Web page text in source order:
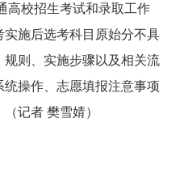
高校招生考试和录取工作
施后选考科目原始分不具
规则、实施步骤以及相关流
操作、志愿填报注意事项
记者 樊雪婧）